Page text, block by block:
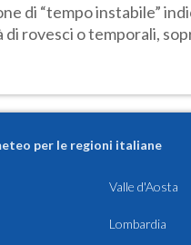
di “tempo instabile”
di rovesci o temporali,
per le regioni italiane
Valle d'Aosta
Lombardia